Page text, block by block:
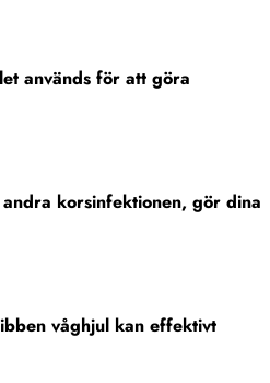
används för att göra
korsinfektionen, gör dina
våghjul kan effektivt